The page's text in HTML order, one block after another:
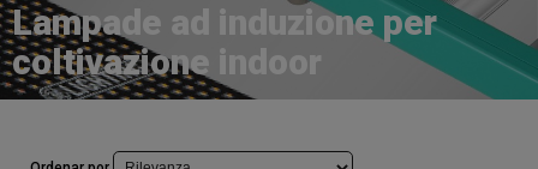
Lampade ad induzione per
coltivazione indoor